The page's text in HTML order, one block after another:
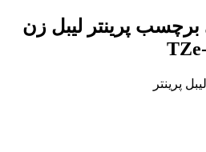
پرینتر لیبل زن
لیبل پرینتر